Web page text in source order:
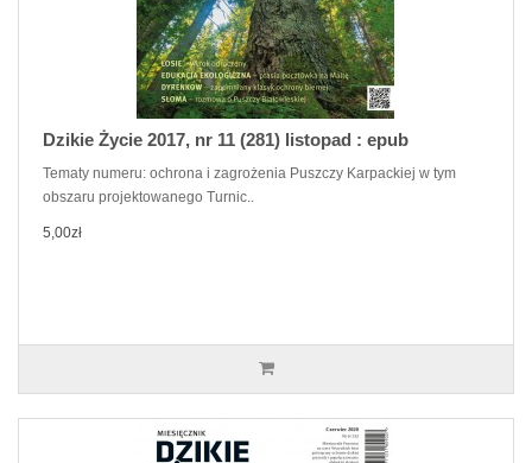
Dzikie Życie 2017, nr 11 (281) listopad : epub
Tematy numeru: ochrona i zagrożenia Puszczy Karpackiej w tym
obszaru projektowanego Turnic..
5,00zł